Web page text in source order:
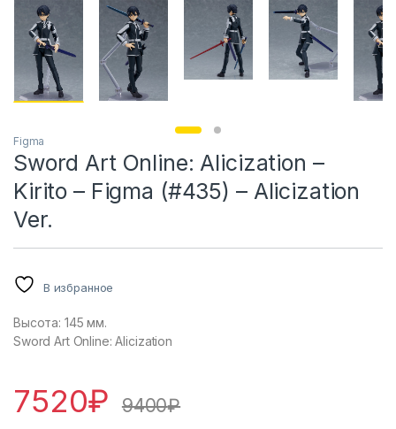
Figma
Sword Art Online: Alicization –
Kirito – Figma (#435) – Alicization
Ver.
В избранное
Высота: 145 мм.
Sword Art Online: Alicization
7520₽ 9400₽